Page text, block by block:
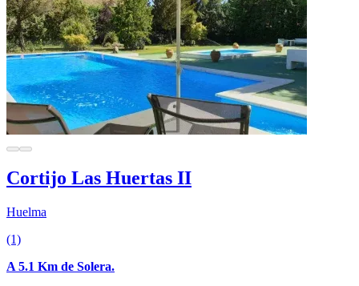
Cortijo Las Huertas II
Huelma
(1)
A 5.1 Km de Solera.